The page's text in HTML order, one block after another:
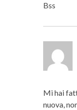
Bss
Mi hai
nuova,